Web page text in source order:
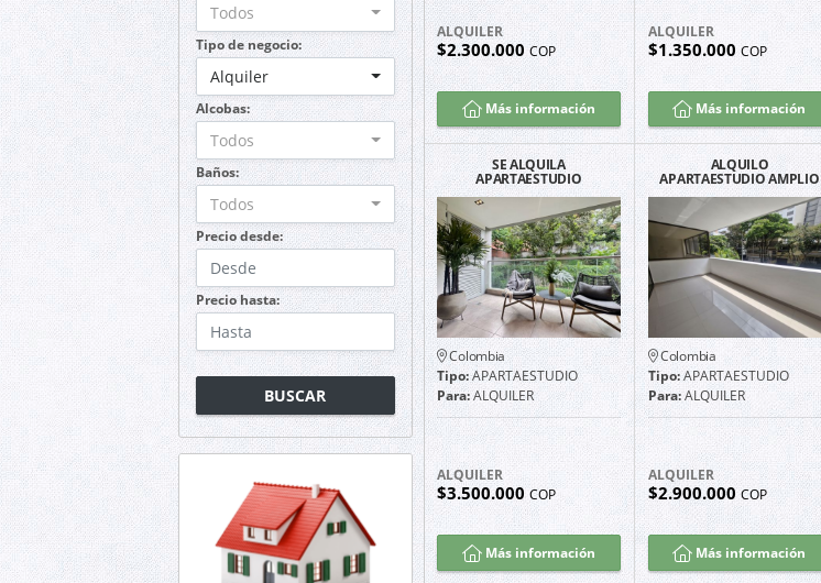
Todos
Tipo de negocio:
Alquiler
Alcobas:
Todos
Baños:
Todos
Precio desde:
Precio hasta:
BUSCAR
ALQUILER
$2.300.000 COP
Más información
ALQUILER
$1.350.000 COP
Más información
SE ALQUILA
APARTAESTUDIO
AMOBLADO EN
Colombia
Tipo:APARTAESTUDIO
Para:ALQUILER
ALQUILER
$3.500.000 COP
Más información
ALQUILO
APARTAESTUDIO AMPLIO
100 M² PARQUEADERO
PROPIO | LA ARBOLEDA
Colombia
Tipo:APARTAESTUDIO
Para:ALQUILER
ALQUILER
$2.900.000COP
Más información